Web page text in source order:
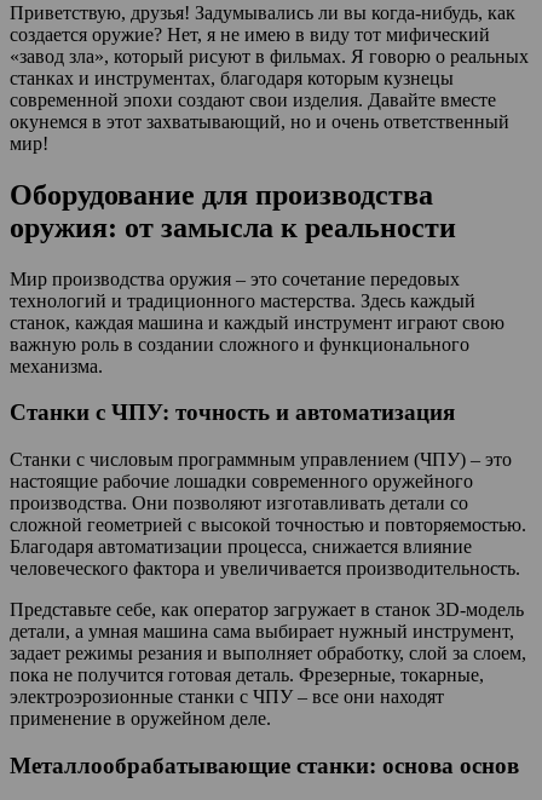
Приветствую, друзья! Задумывались ли вы когда-нибудь, как
создается оружие? Нет, я не имею в виду тот мифический
«завод зла», который рисуют в фильмах. Я говорю о реальных
станках и инструментах, благодаря которым кузнецы
современной эпохи создают свои изделия. Давайте вместе
окунемся в этот захватывающий, но и очень ответственный
мир!
Оборудование для производства
оружия: от замысла к реальности
Мир производства оружия – это сочетание передовых
технологий и традиционного мастерства. Здесь каждый
станок, каждая машина и каждый инструмент играют свою
важную роль в создании сложного и функционального
механизма.
Станки с ЧПУ: точность и автоматизация
Станки с числовым программным управлением (ЧПУ) – это
настоящие рабочие лошадки современного оружейного
производства. Они позволяют изготавливать детали со
сложной геометрией с высокой точностью и повторяемостью.
Благодаря автоматизации процесса, снижается влияние
человеческого фактора и увеличивается производительность.
Представьте себе, как оператор загружает в станок 3D-модель
детали, а умная машина сама выбирает нужный инструмент,
задает режимы резания и выполняет обработку, слой за слоем,
пока не получится готовая деталь. Фрезерные, токарные,
электроэрозионные станки с ЧПУ – все они находят
применение в оружейном деле.
Металлообрабатывающие станки: основа основ